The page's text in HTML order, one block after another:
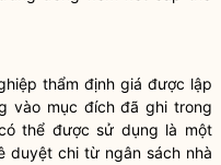
thẩm định giá được lập
vào mục đích đã ghi trong
thể được sử dụng là một
duyệt chi từ ngân sách nhà